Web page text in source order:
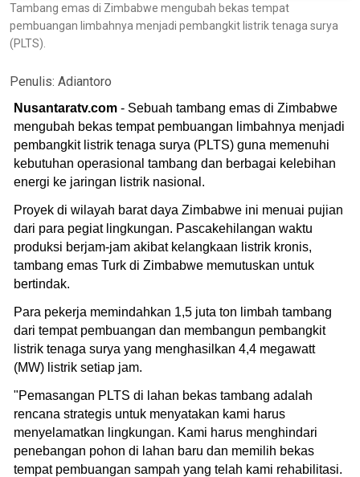
Tambang emas di Zimbabwe mengubah bekas tempat
pembuangan limbahnya menjadi pembangkit listrik tenaga surya
(PLTS).
Penulis: Adiantoro
Nusantaratv.com - Sebuah tambang emas di Zimbabwe
mengubah bekas tempat pembuangan limbahnya menjadi
pembangkit listrik tenaga surya (PLTS) guna memenuhi
kebutuhan operasional tambang dan berbagai kelebihan
energi ke jaringan listrik nasional.
Proyek di wilayah barat daya Zimbabwe ini menuai pujian
dari para pegiat lingkungan. Pascakehilangan waktu
produksi berjam-jam akibat kelangkaan listrik kronis,
tambang emas Turk di Zimbabwe memutuskan untuk
bertindak.
Para pekerja memindahkan 1,5 juta ton limbah tambang
dari tempat pembuangan dan membangun pembangkit
listrik tenaga surya yang menghasilkan 4,4 megawatt
(MW) listrik setiap jam.
"Pemasangan PLTS di lahan bekas tambang adalah
rencana strategis untuk menyatakan kami harus
menyelamatkan lingkungan. Kami harus menghindari
penebangan pohon di lahan baru dan memilih bekas
tempat pembuangan sampah yang telah kami rehabilitasi.